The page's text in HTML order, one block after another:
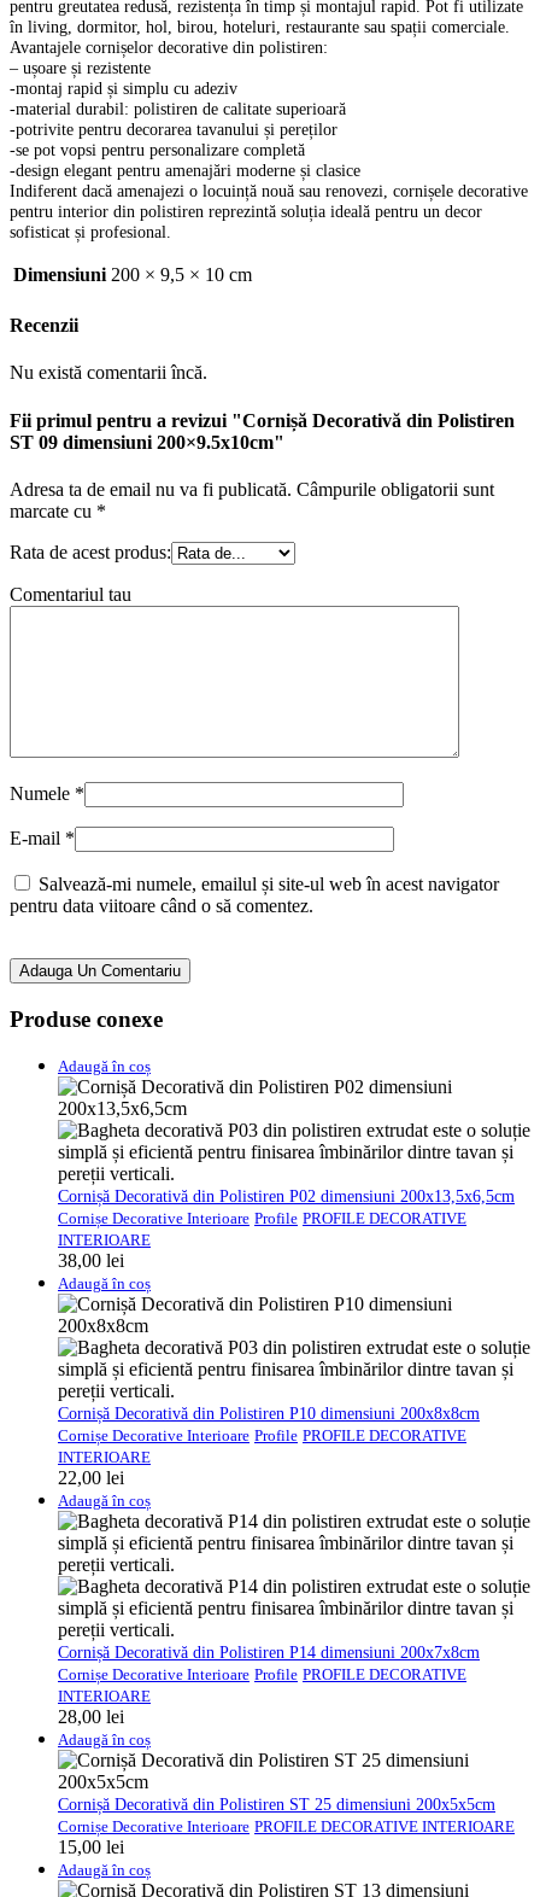
pentru greutatea redusă, rezistența în timp și montajul rapid. Pot fi utilizate
în living, dormitor, hol, birou, hoteluri, restaurante sau spații comerciale.
Avantajele cornișelor decorative din polistiren:
– ușoare și rezistente
-montaj rapid și simplu cu adeziv
-material durabil: polistiren de calitate superioară
-potrivite pentru decorarea tavanului și pereților
-se pot vopsi pentru personalizare completă
-design elegant pentru amenajări moderne și clasice
Indiferent dacă amenajezi o locuință nouă sau renovezi, cornișele decorative
pentru interior din polistiren reprezintă soluția ideală pentru un decor
sofisticat și profesional.
Dimensiuni 200 × 9,5 × 10 cm
Recenzii
Nu există comentarii încă.
Fii primul pentru a revizui "Cornișă Decorativă din Polistiren
ST 09 dimensiuni 200×9.5x10cm"
Adresa ta de email nu va fi publicată. Câmpurile obligatorii sunt
marcate cu *
Rata de acest produs:
Comentariul tau
Numele *
E-mail *
Salvează-mi numele, emailul și site-ul web în acest navigator
pentru data viitoare când o să comentez.
Adauga Un Comentariu
Produse conexe
Adaugă în coș
Cornișă Decorativă din Polistiren P02 dimensiuni 200x13,5x6,5cm
Cornișe Decorative Interioare Profile PROFILE DECORATIVE
INTERIOARE
38,00 lei
Adaugă în coș
Cornișă Decorativă din Polistiren P10 dimensiuni 200x8x8cm
Cornișe Decorative Interioare Profile PROFILE DECORATIVE
INTERIOARE
22,00 lei
Adaugă în coș
Cornișă Decorativă din Polistiren P14 dimensiuni 200x7x8cm
Cornișe Decorative Interioare Profile PROFILE DECORATIVE
INTERIOARE
28,00 lei
Adaugă în coș
Cornișă Decorativă din Polistiren ST 25 dimensiuni 200x5x5cm
Cornișe Decorative Interioare PROFILE DECORATIVE INTERIOARE
15,00 lei
Adaugă în coș